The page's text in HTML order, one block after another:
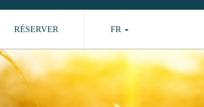
RÉSERVER FR